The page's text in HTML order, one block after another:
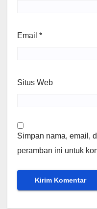
Email *
Situs Web
Simpan nama, email,
peramban ini untuk